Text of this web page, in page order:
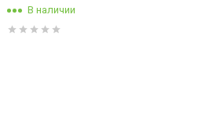
В наличии